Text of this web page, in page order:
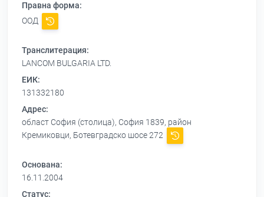
Правна форма:
ООД
Транслитерация:
LANCOM BULGARIA LTD.
ЕИК:
131332180
Адрес:
област София (столица), София 1839, район
Кремиковци, Ботевградско шосе 272
Основана:
16.11.2004
Статус: